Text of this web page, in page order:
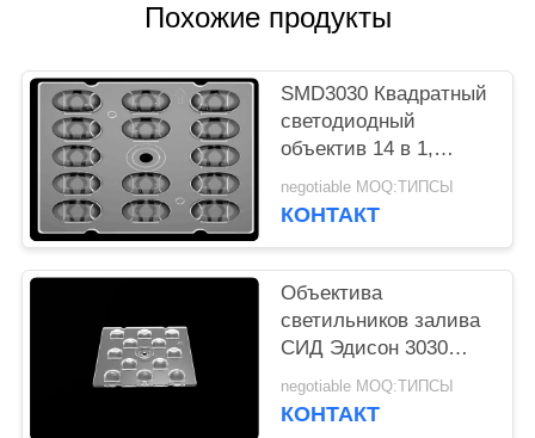
ПОЛИТИКА
УЕДИНЕНИЯ
Похожие продукты
SMD3030 Квадратный
светодиодный
объектив 14 в 1,
защищающий глаза
SMD светодиодный
уличного освещения
negotiable MOQ:ТИПСЫ
КОНТАКТ
Объектива
светильников залива
СИД Эдисон 3030
дизайн высокого
симметричный для на
negotiable MOQ:ТИПСЫ
КОНТАКТ